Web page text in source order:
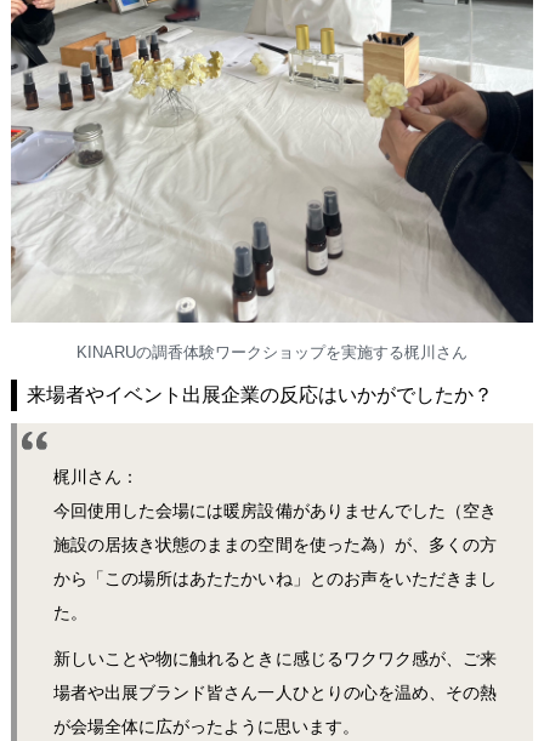
KINARUの調香体験ワークショップを実施する梶川さん
来場者やイベント出展企業の反応はいかがでしたか？
梶川さん：
今回使用した会場には暖房設備がありませんでした（空き
施設の居抜き状態のままの空間を使った為）が、多くの方
から「この場所はあたたかいね」とのお声をいただきまし
た。
新しいことや物に触れるときに感じるワクワク感が、ご来
場者や出展ブランド皆さん一人ひとりの心を温め、その熱
が会場全体に広がったように思います。